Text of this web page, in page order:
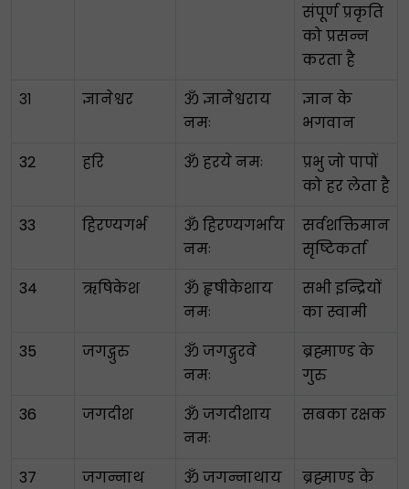
संपूर्ण प्रकृति
को प्रसन्न
करता है
३१
ज्ञानेश्वर
ॐ ज्ञानेश्वराय
नमः
ज्ञान के
भगवान
32
हरि ॐ हरये नमः
प्रभु जो पापों
को हर लेता है
33
हिरण्यगर्भ
ॐ हिरण्यगर्भाय
नमः
सर्वशक्तिमान
सृष्टिकर्ता
34
ऋषिकेश
ॐ हृषीकेशाय
नमः
सभी इन्द्रियों
का स्वामी
35
जगद्गुरु
ॐ जगद्गुरवे
नमः
ब्रह्माण्ड के
गुरु
36
जगदीश
ॐ जगदीशाय
नमः
सबका रक्षक
37 जगन्नाथ
ॐ जगन्नाथाय
ब्रह्माण्ड के